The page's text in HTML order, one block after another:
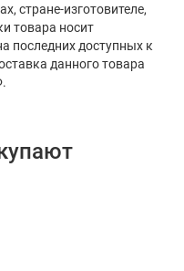
стране-изготовителе,
товара носит
последних доступных к
данного товара